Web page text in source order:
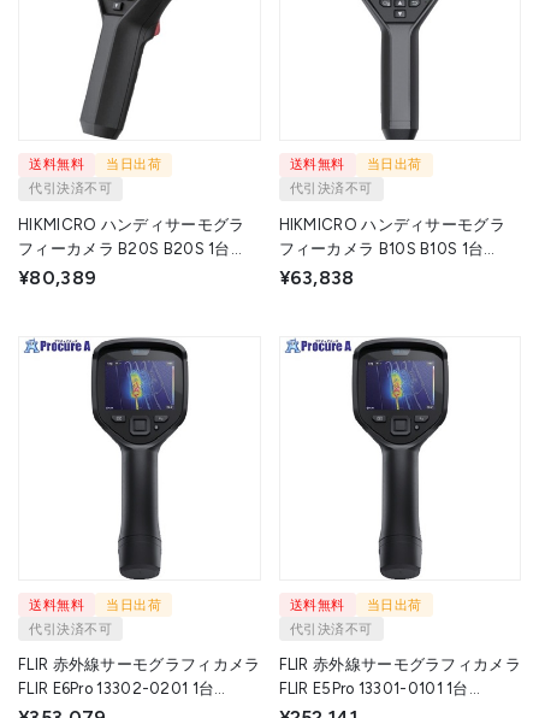
送料無料
当日出荷
代引決済不可
HIKMICRO ハンディサーモグラ
フィーカメラ B20S B20S 1台
▼715-6877
¥80,389
送料無料
当日出荷
代引決済不可
HIKMICRO ハンディサーモグラ
フィーカメラ B10S B10S 1台
▼715-6876
¥63,838
送料無料
当日出荷
代引決済不可
FLIR 赤外線サーモグラフィカメラ
FLIR E6Pro 13302-0201 1台
▼593-6246
送料無料
当日出荷
代引決済不可
FLIR 赤外線サーモグラフィカメラ
FLIR E5Pro 13301-0101 1台
▼593-6243